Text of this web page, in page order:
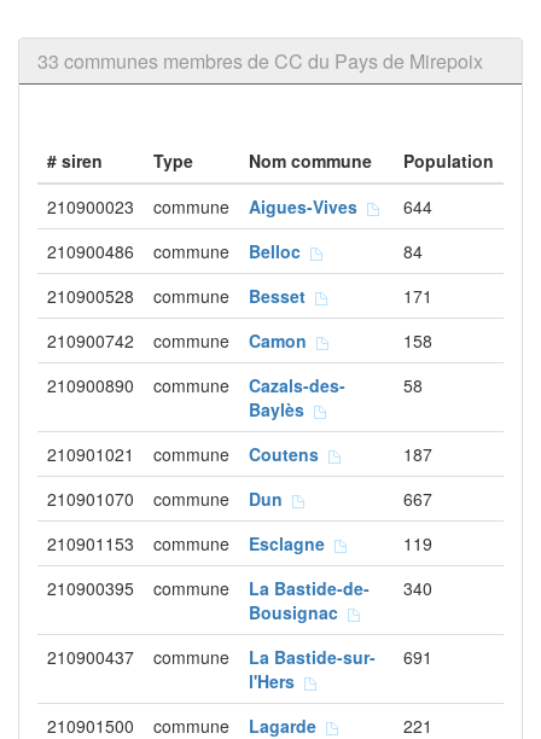
33 communes membres de CC du Pays de Mirepoix
# siren Type Nom commune
Population
210900023
commune Aigues-Vives
644
210900486
commune Belloc
84
210900528
commune Besset
171
210900742
commune Camon
158
210900890
commune
Cazals-des-
Baylès
58
210901021 commune Coutens
187
210901070
commune Dun
667
210901153
commune Esclagne
119
210900395
commune
La Bastide-de-
Bousignac
340
210900437 commune
La Bastide-sur-
l'Hers
691
210901500 commune Lagarde
221